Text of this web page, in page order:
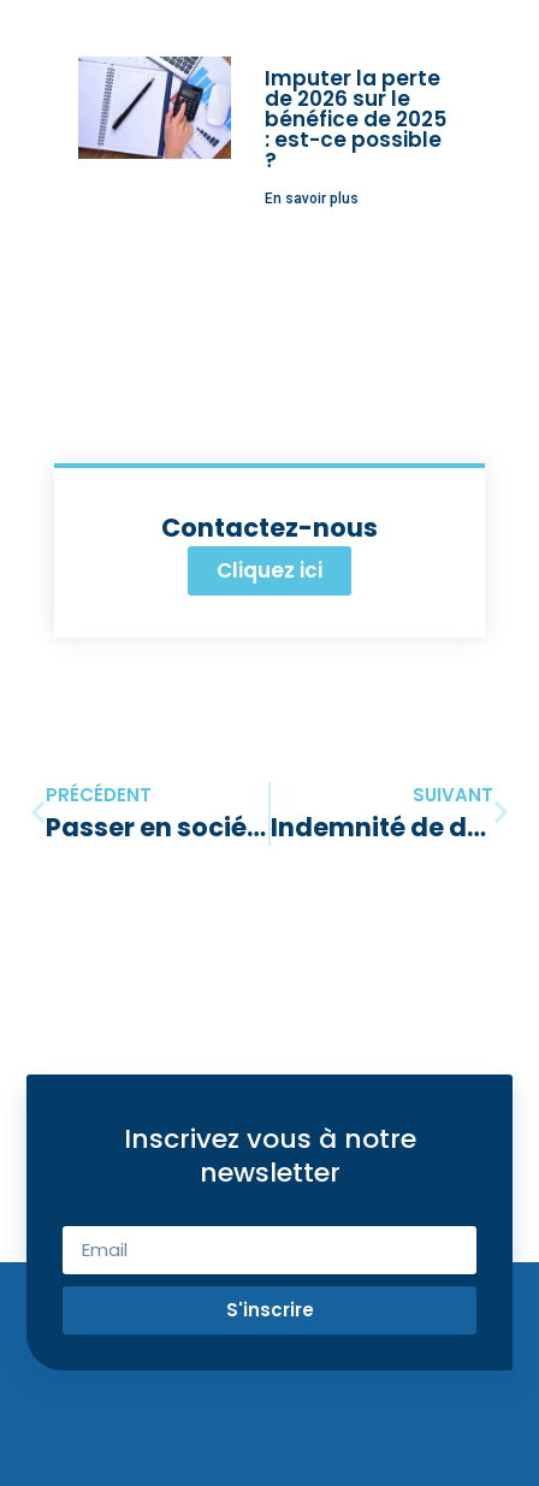
Imputer la perte
de 2026 sur le
bénéfice de 2025
: est-ce possible
?
En savoir plus
Contactez-nous
Cliquez ici
PRÉCÉDENT
Passer en société en 2026 : est-ce fiscalement moins intéressant ?
SUIVANT
Indemnité de déplacement en Belgique en 2026 : quels montants pour les dirigeants ?
Inscrivez vous à notre
newsletter
S'inscrire